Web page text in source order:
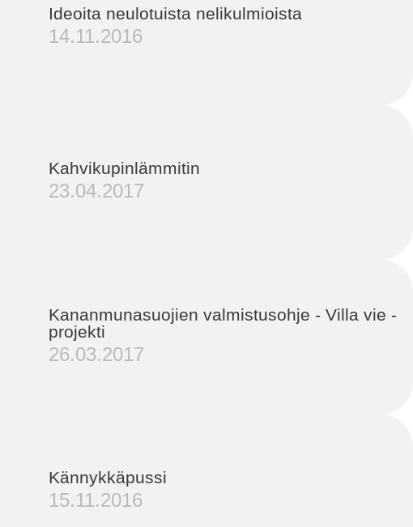
Ideoita neulotuista nelikulmioista
14.11.2016
Kahvikupinlämmitin
23.04.2017
Kananmunasuojien valmistusohje - Villa vie -
projekti
26.03.2017
Kännykkäpussi
15.11.2016